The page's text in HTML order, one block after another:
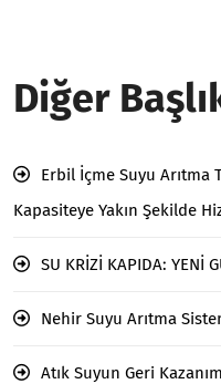
Diğer
Erbil İçme Suyu Arıtma
Kapasiteye Yakın Şekilde
SU KRİZİ KAPIDA: YENİ
Nehir Suyu Arıtma
Atık Suyun Geri